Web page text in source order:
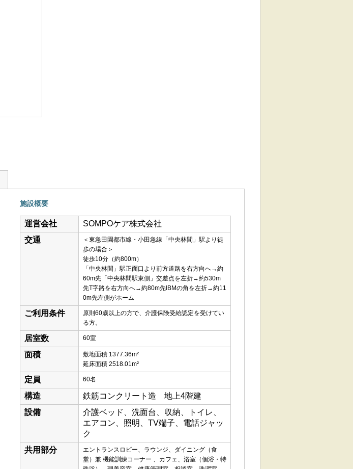
施設概要
運営会社
SOMPOケア株式会社
交通
＜東急田園都市線・小田急線「中央林間」駅より徒
歩の場合＞
徒歩10分（約800m）
「中央林間」駅正面口より前方道路を右方向へ→約
60m先「中央林間駅東側」交差点を左折→約530m
先T字路を右方向へ→約80m先IBMの角を左折→約11
0m先左側がホーム
ご利用条件
原則60歳以上の方で、介護保険受給認定を受けてい
る方。
居室数 60室
面積
敷地面積 1377.36m²
延床面積 2518.01m²
定員 60名
構造
鉄筋コンクリート造 地上4階建
設備
介護ベッド、洗面台、収納、トイレ、
エアコン、照明、TV端子、電話ジャッ
ク
共用部分
エントランスロビー、ラウンジ、ダイニング（食
堂）兼 機能訓練コーナー 、カフェ、浴室（個浴・特